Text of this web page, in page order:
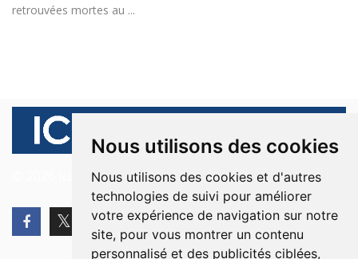
Nous utilisons des cookies
Nous utilisons des cookies et d'autres
technologies de suivi pour améliorer
votre expérience de navigation sur notre
site, pour vous montrer un contenu
personnalisé et des publicités ciblées,
retrouvées mortes au ...
© 2026 Ici Beyrouth. Tous les droits sont réservés.